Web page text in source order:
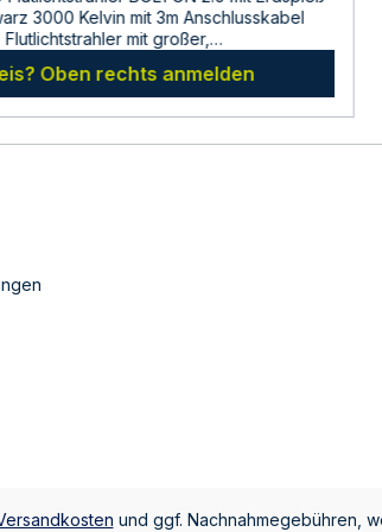
3000 Kelvin mit 3m Anschlusskabel
mit großer,
Gehäuse aus schwarz
Aluminium-Druckguss- Leicht zu
aus gehärtetem Sicherheitsglas-
Reflektor- Mit Erdspieß für die
LumenAbmessungen: 126,5 x 114 x 28
und
sie vor der
die Bedienungsanleitung und die
Verpackung sorgfältig durch und
Oben rechts anmelden
und ggf. Nachnahmegebühren,